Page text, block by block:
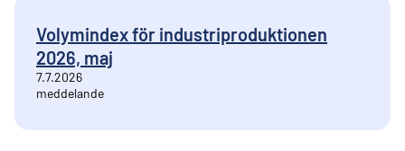
Volymindex för industriproduktionen
2026, maj
7.7.2026
meddelande